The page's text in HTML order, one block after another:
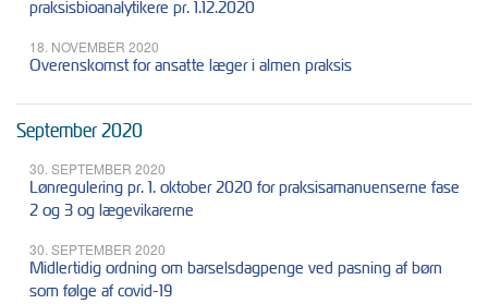
praksisbioanalytikere pr. 1.12.2020
18. NOVEMBER 2020
Overenskomst for ansatte læger i almen praksis
September 2020
30. SEPTEMBER 2020
Lønregulering pr. 1. oktober 2020 for praksisamanuenserne fase
2 og 3 og lægevikarerne
30. SEPTEMBER 2020
Midlertidig ordning om barselsdagpenge ved pasning af børn
som følge af covid-19